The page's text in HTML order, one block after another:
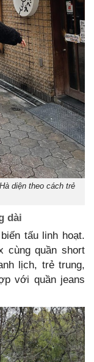
diện theo cách trẻ
dài
tấu linh hoạt.
cùng quần short
lịch, trẻ trung,
với quần jeans